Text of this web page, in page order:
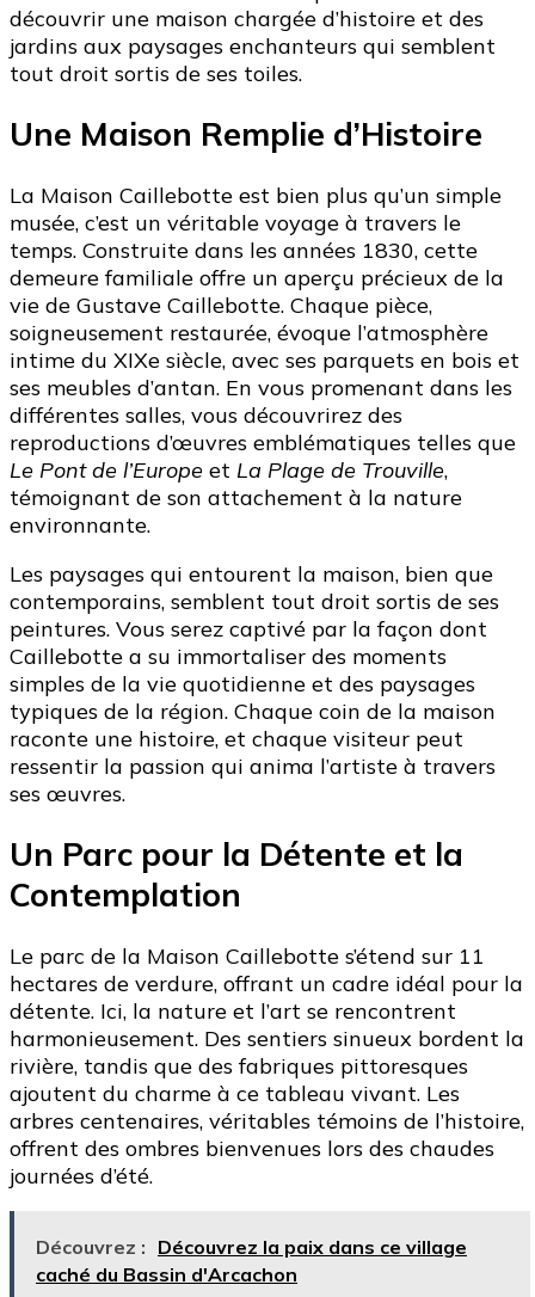
découvrir une maison chargée d’histoire et des
jardins aux paysages enchanteurs qui semblent
tout droit sortis de ses toiles.
Une Maison Remplie d’Histoire
La Maison Caillebotte est bien plus qu’un simple
musée, c’est un véritable voyage à travers le
temps. Construite dans les années 1830, cette
demeure familiale offre un aperçu précieux de la
vie de Gustave Caillebotte. Chaque pièce,
soigneusement restaurée, évoque l’atmosphère
intime du XIXe siècle, avec ses parquets en bois et
ses meubles d’antan. En vous promenant dans les
différentes salles, vous découvrirez des
reproductions d’œuvres emblématiques telles que
Le Pont de l’Europe et La Plage de Trouville,
témoignant de son attachement à la nature
environnante.
Les paysages qui entourent la maison, bien que
contemporains, semblent tout droit sortis de ses
peintures. Vous serez captivé par la façon dont
Caillebotte a su immortaliser des moments
simples de la vie quotidienne et des paysages
typiques de la région. Chaque coin de la maison
raconte une histoire, et chaque visiteur peut
ressentir la passion qui anima l’artiste à travers
ses œuvres.
Un Parc pour la Détente et la
Contemplation
Le parc de la Maison Caillebotte s’étend sur 11
hectares de verdure, offrant un cadre idéal pour la
détente. Ici, la nature et l’art se rencontrent
harmonieusement. Des sentiers sinueux bordent la
rivière, tandis que des fabriques pittoresques
ajoutent du charme à ce tableau vivant. Les
arbres centenaires, véritables témoins de l’histoire,
offrent des ombres bienvenues lors des chaudes
journées d’été.
Découvrez : Découvrez la paix dans ce village
caché du Bassin d'Arcachon